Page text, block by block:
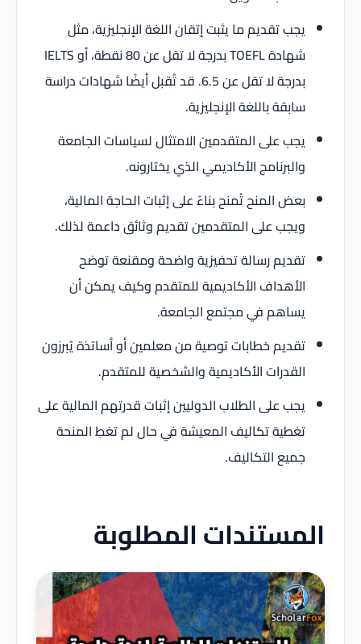
يجب تقديم ما يثبت إتقان اللغة الإنجليزية، مثل
شهادة TOEFL بدرجة لا تقل عن 80 نقطة، أو IELTS
بدرجة لا تقل عن 6.5. قد تُقبل أيضًا شهادات دراسة
سابقة باللغة الإنجليزية.
يجب على المتقدمين الامتثال لسياسات الجامعة
والبرنامج الأكاديمي الذي يختارونه.
بعض المنح تُمنح بناءً على إثبات الحاجة المالية،
ويجب على المتقدمين تقديم وثائق داعمة لذلك.
تقديم رسالة تحفيزية واضحة ومقنعة توضح
الأهداف الأكاديمية للمتقدم وكيف يمكن أن
يساهم في مجتمع الجامعة.
تقديم خطابات توصية من معلمين أو أساتذة يُبرزون
القدرات الأكاديمية والشخصية للمتقدم.
يجب على الطلاب الدوليين إثبات قدرتهم المالية على
تغطية تكاليف المعيشة في حال لم تغطِ المنحة
جميع التكاليف.
المستندات المطلوبة